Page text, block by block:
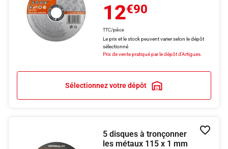
12€90
TTC/pièce
Le prix et le stock peuvent varier selon le dépôt
sélectionné
Prix de vente pratiqué par le dépôt d'Artigues.
Sélectionnez votre dépôt
5 disques à tronçonner
les métaux 115 x 1 mm